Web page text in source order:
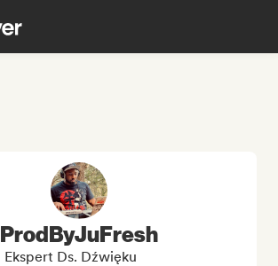
ProdByJuFresh
Ekspert Ds. Dźwięku